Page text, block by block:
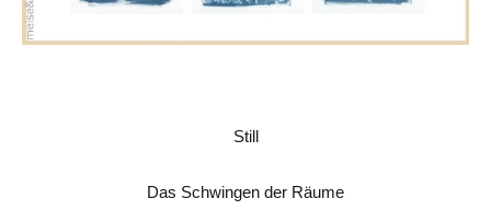
Still
Das Schwingen der Räume